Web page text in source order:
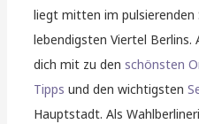
liegt mitten im pulsierenden
lebendigsten Viertel
dich mit zu denschönsten
Tipps und den wichtigsten
Hauptstadt. Als